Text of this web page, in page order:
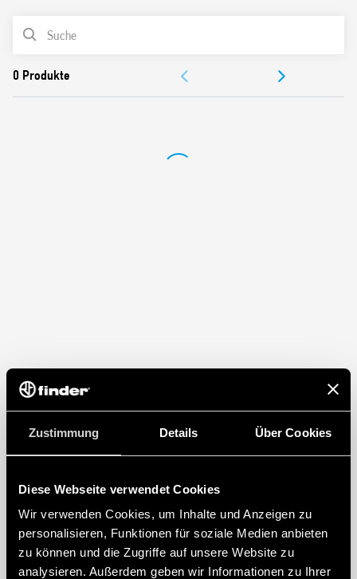
Zustimmung Details Über Cookies
Diese Webseite verwendet Cookies
Wir verwenden Cookies, um Inhalte und Anzeigen zu
personalisieren, Funktionen für soziale Medien anbieten
zu können und die Zugriffe auf unsere Website zu
analysieren. Außerdem geben wir Informationen zu Ihrer
verbunden
Einstellbare Helligkeitsschwelle
PRODUKTLISTE
ZULASSUNGEN